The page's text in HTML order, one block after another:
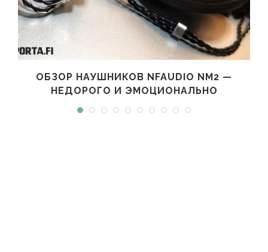
ОБЗОР НАУШНИКОВ NFAUDIO NM2 —
НЕДОРОГО И ЭМОЦИОНАЛЬНО